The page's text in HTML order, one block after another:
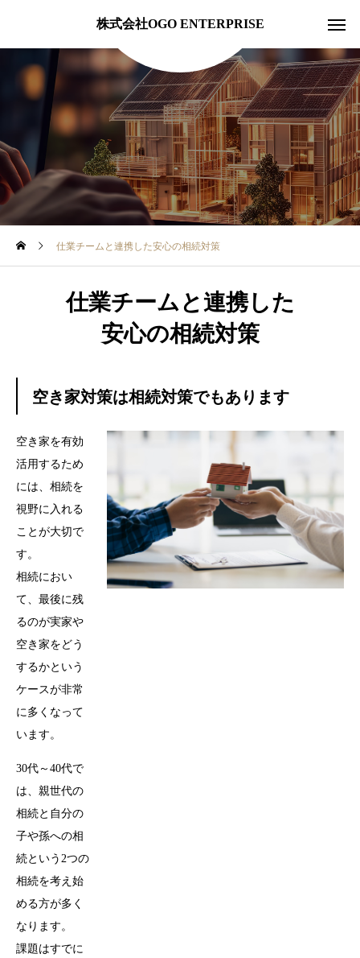
株式会社OGO ENTERPRISE
仕業チームと連携した安心の相続対策
仕業チームと連携した
安心の相続対策
空き家対策は相続対策でもあります
空き家を有効
活用するため
には、相続を
視野に入れる
ことが大切で
す。
相続におい
て、最後に残
るのが実家や
空き家をどう
するかという
ケースが非常
に多くなって
います。
30代～40代で
は、親世代の
相続と自分の
子や孫への相
続という2つの
相続を考え始
める方が多く
なります。
課題はすでに